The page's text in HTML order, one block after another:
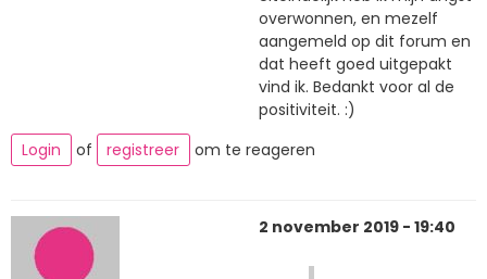
overwonnen, en mezelf
aangemeld op dit forum en
dat heeft goed uitgepakt
vind ik. Bedankt voor al de
positiviteit. :)
Login
of registreer om te reageren
2 november 2019 - 19:40